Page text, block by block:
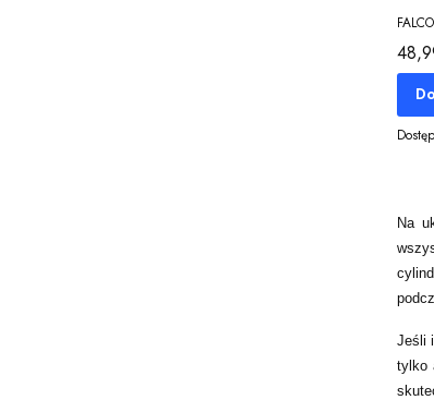
Cena
Na
Jeśli
tylko